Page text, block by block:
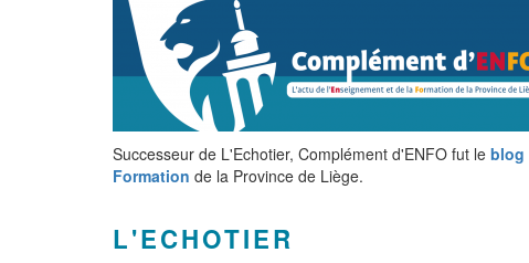
Successeur de L'Echotier, Complément d'ENFO fut le blog
Formation de la Province de Liège.
L'ECHOTIER